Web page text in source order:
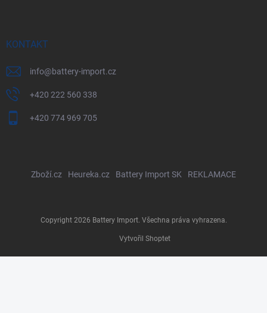
KONTAKT
info@battery-import.cz
+420 222 560 338
+420 774 969 705
Zboží.cz Heureka.cz Battery Import SK REKLAMACE
Vytvořil Shoptet
Copyright 2026 Battery Import. Všechna práva vyhrazena.